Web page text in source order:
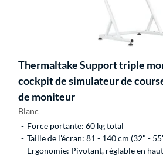
ThermaltakeSupport triple
cockpit de simulateur de
de moniteur
Blanc
Force portante: 60 kg total
Taille de l'écran: 81 - 140 cm (32" -
Ergonomie: Pivotant, réglable en